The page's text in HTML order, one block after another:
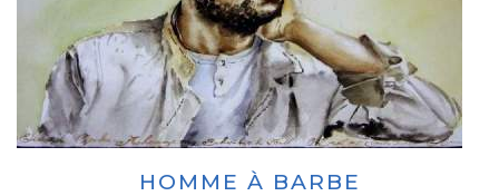
HOMME À BARBE